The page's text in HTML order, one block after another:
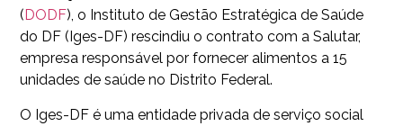
( DODF), o Instituto de Gestão Estratégica de Saúde
do DF (Iges-DF) rescindiu o contrato com a Salutar,
empresa responsável por fornecer alimentos a 15
unidades de saúde no Distrito Federal.
O Iges-DF é uma entidade privada de serviço social